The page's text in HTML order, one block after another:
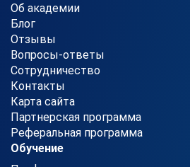
Об академии
Блог
Отзывы
Вопросы-ответы
Сотрудничество
Контакты
Карта сайта
Партнерская программа
Реферальная программа
Обучение